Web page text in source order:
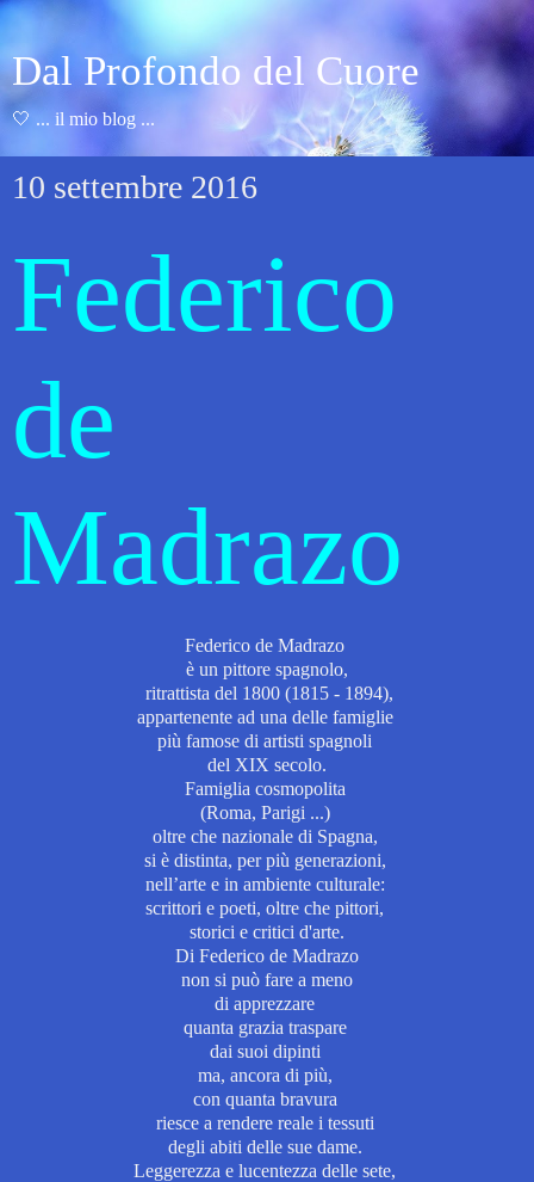
Dal Profondo del Cuore
🤍 ... il mio blog ...
10 settembre 2016
Federico
de
Madrazo
Federico de Madrazo
è un pittore spagnolo,
ritrattista del 1800 (1815 - 1894),
appartenente ad una delle famiglie
più famose di artisti spagnoli
del XIX secolo.
Famiglia cosmopolita
(Roma, Parigi ...)
oltre che nazionale di Spagna,
si è distinta, per più generazioni,
nell’arte e in ambiente culturale:
scrittori e poeti, oltre che pittori,
storici e critici d'arte.
Di Federico de Madrazo
non si può fare a meno
di apprezzare
quanta grazia traspare
dai suoi dipinti
ma, ancora di più,
con quanta bravura
riesce a rendere reale i tessuti
degli abiti delle sue dame.
Leggerezza e lucentezza delle sete,